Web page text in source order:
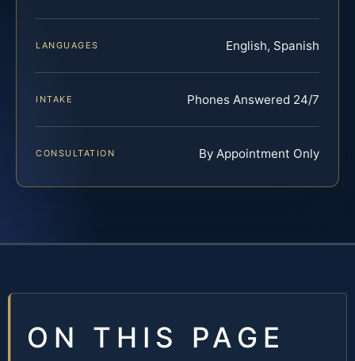
LANGUAGES English, Spanish
INTAKE Phones Answered 24/7
CONSULTATION By Appointment Only
ON THIS PAGE